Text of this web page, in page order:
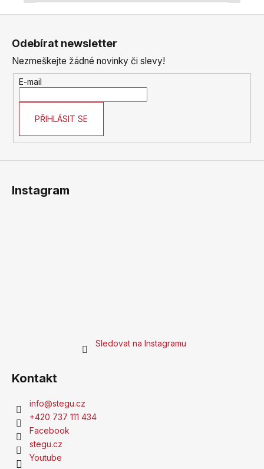
Odebírat newsletter
Nezmeškejte žádné novinky či slevy!
E-mail
PŘIHLÁSIT SE
Instagram
Sledovat na Instagramu
Kontakt
info@stegu.cz
+420 737 111 434
Facebook
stegu.cz
Youtube